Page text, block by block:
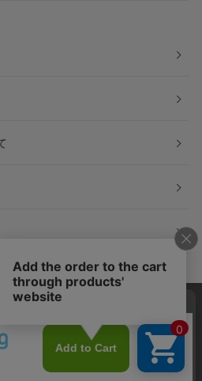
個人情報保護方針
よびコンテンツの最適な提供、ト
てCookieを使用しています。
合、Cookieの利用に同意したことも
ポリシーをご確認ください。